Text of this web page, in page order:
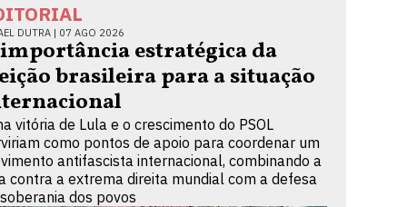
DUTRA | 07 AGO 2026
estratégica da
brasileira para a situação
vitória de Lula e o crescimento do PSOL
como pontos de apoio para coordenar um
antifascista internacional, combinando a
contra a extrema direita mundial com a defesa
dos povos